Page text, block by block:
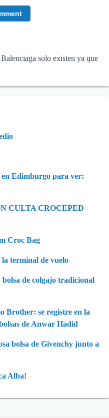
solo existen ya que
en Edimburgo para ver:
CULTA CROCEPED
Croc Bag
terminal de vuelo
de colgajo tradicional
Brother: se registre en la
de Anwar Hadid
bolsa de Givenchy junto a
Alba!